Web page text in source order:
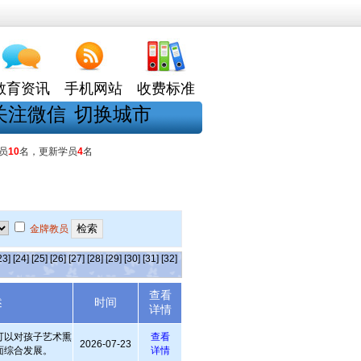
育资讯 手机网站 收费标准
注微信 切换城市
10名，更新学员4名
金牌教员
[24] [25] [26] [27] [28] [29] [30] [31] [32]
时间
查看
详情
以对孩子艺术熏
合发展。
2026-07-23
查看
详情